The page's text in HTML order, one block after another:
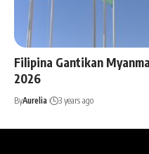
Filipina Gantikan
2026
ByAurelia 3 years ago